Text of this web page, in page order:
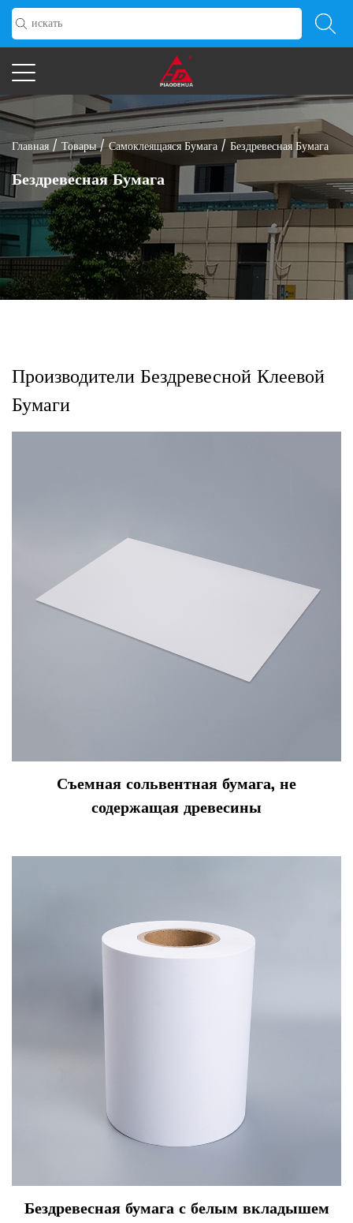
Главная /Товары/Самоклеящаяся Бумага / Бездревесная Бумага
Бездревесная Бумага
Производители Бездревесной Клеевой
Бумаги
Съемная сольвентная бумага, не
содержащая древесины
Бездревесная бумага с белым вкладышем